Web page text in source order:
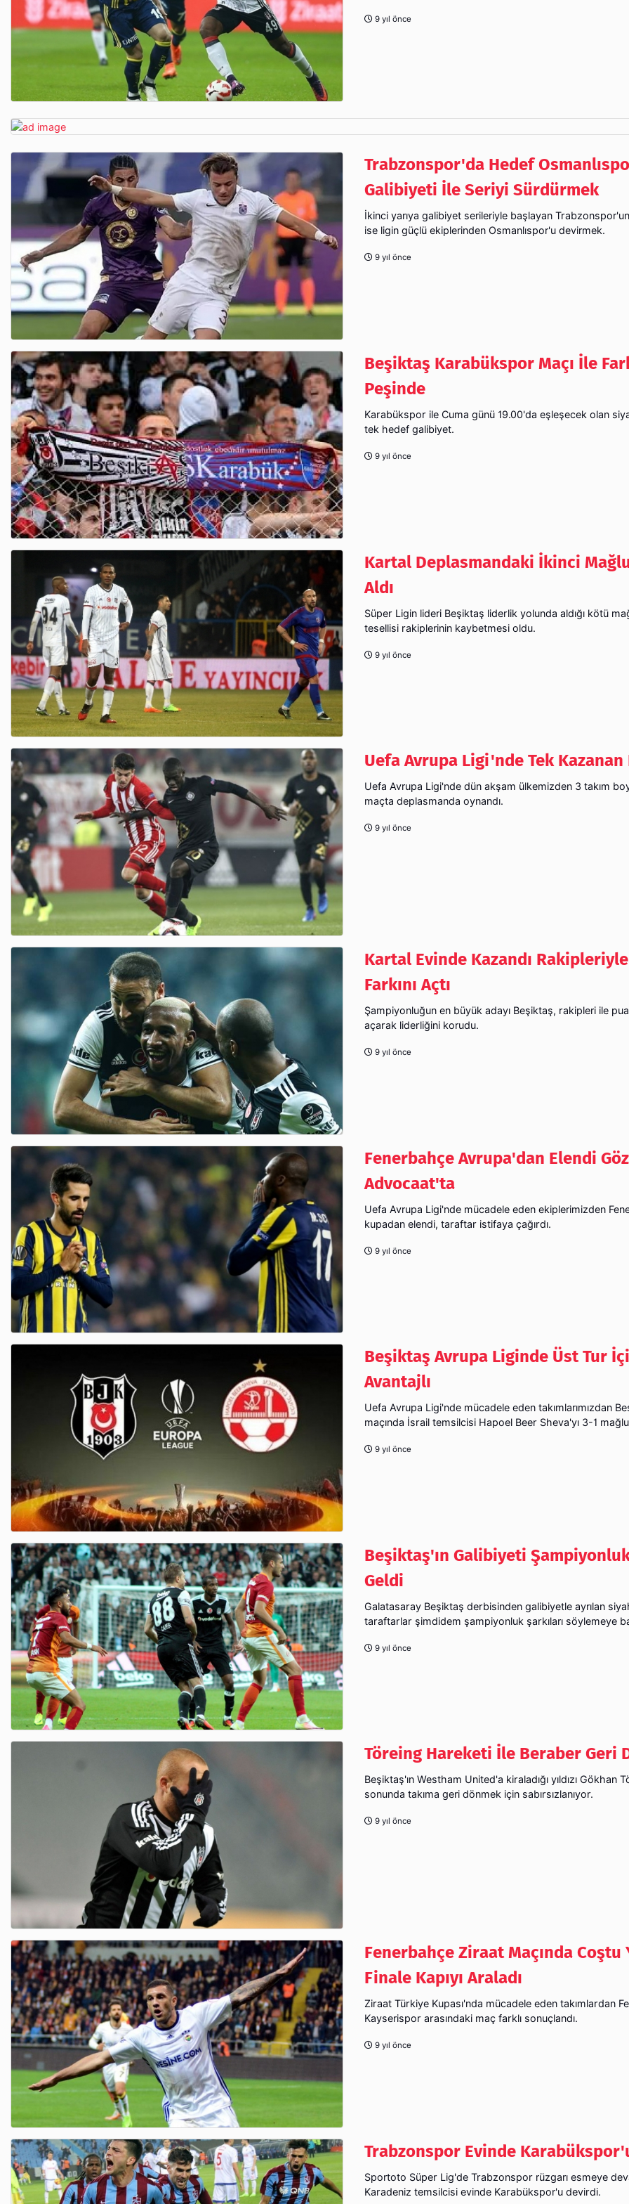
9 yıl önce
Trabzonspor'da Hedef
Galibiyeti İle Seriyi Sürdürmek
İkinci yarıya galibiyet serileriyle başlayan
ise ligin güçlü ekiplerinden Osmanlıspor'u devirmek.
9 yıl önce
Beşiktaş Karabükspor Maçı İle
Peşinde
Karabükspor ile Cuma günü 19.00'da eşleşecek olan
tek hedef galibiyet.
9 yıl önce
Kartal Deplasmandaki İkinci
Aldı
Süper Ligin lideri Beşiktaş liderlik yolunda aldığı kötü
tesellisi rakiplerinin kaybetmesi oldu.
9 yıl önce
Uefa Avrupa Ligi'nde Tek
Uefa Avrupa Ligi'nde dün akşam ülkemizden 3 takım
maçta deplasmanda oynandı.
9 yıl önce
Kartal Evinde Kazandı
Farkını Açtı
Şampiyonluğun en büyük adayı Beşiktaş, rakipleri ile
açarak liderliğini korudu.
9 yıl önce
Fenerbahçe Avrupa'dan Elendi
Advocaat'ta
Uefa Avrupa Ligi'nde mücadele eden ekiplerimizden
kupadan elendi, taraftar istifaya çağırdı.
9 yıl önce
Beşiktaş Avrupa Liginde Üst Tur
Avantajlı
Uefa Avrupa Ligi'nde mücadele eden takımlarımızdan
maçında İsrail temsilcisi Hapoel Beer Sheva'yı 3-1
9 yıl önce
Beşiktaş'ın Galibiyeti
Geldi
Galatasaray Beşiktaş derbisinden galibiyetle ayrılan
taraftarlar şimdidem şampiyonluk şarkıları söylemeye
9 yıl önce
Töreing Hareketi İle Beraber Geri
Beşiktaş'ın Westham United'a kiraladığı yıldızı Gökhan
sonunda takıma geri dönmek için sabırsızlanıyor.
9 yıl önce
Fenerbahçe Ziraat Maçında Coştu
Finale Kapıyı Araladı
Ziraat Türkiye Kupası'nda mücadele eden takımlardan
Kayserispor arasındaki maç farklı sonuçlandı.
9 yıl önce
Trabzonspor Evinde
Sportoto Süper Lig'de Trabzonspor rüzgarı esmeye
Karadeniz temsilcisi evinde Karabükspor'u devirdi.